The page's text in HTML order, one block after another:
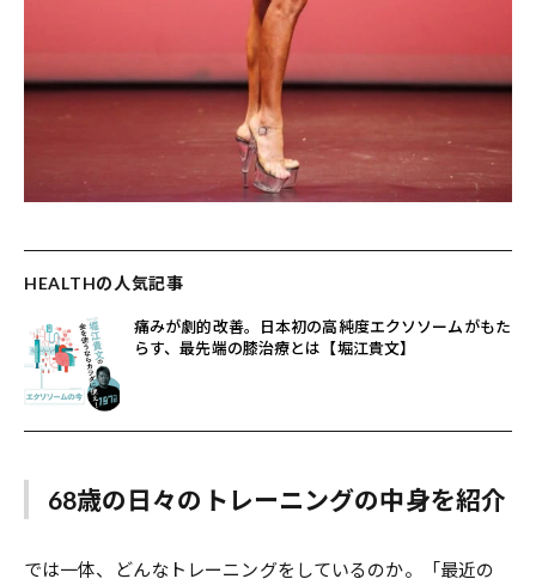
HEALTHの人気記事
痛みが劇的改善。日本初の高純度エクソソームがもた
らす、最先端の膝治療とは【堀江貴文】
68歳の日々のトレーニングの中身を紹介
では一体、どんなトレーニングをしているのか。「最近の